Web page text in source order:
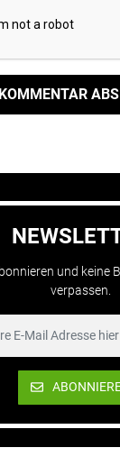
KOMMENTAR
und keine
verpassen.